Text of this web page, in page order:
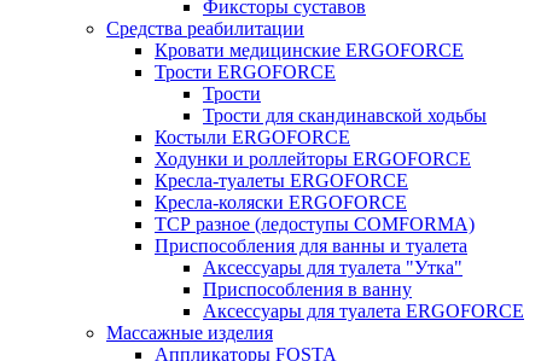
Фиксторы суставов
Средства реабилитации
Кровати медицинские ERGOFORCE
Трости ERGOFORCE
Трости
Трости для скандинавской ходьбы
Костыли ERGOFORCE
Ходунки и роллейторы ERGOFORCE
Кресла-туалеты ERGOFORCE
Кресла-коляски ERGOFORCE
ТСР разное (ледоступы COMFORMA)
Приспособления для ванны и туалета
Аксессуары для туалета "Утка"
Приспособления в ванну
Аксессуары для туалета ERGOFORCE
Массажные изделия
Аппликаторы FOSTA